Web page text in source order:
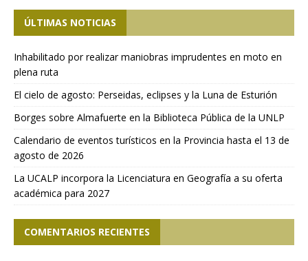
ÚLTIMAS NOTICIAS
Inhabilitado por realizar maniobras imprudentes en moto en
plena ruta
El cielo de agosto: Perseidas, eclipses y la Luna de Esturión
Borges sobre Almafuerte en la Biblioteca Pública de la UNLP
Calendario de eventos turísticos en la Provincia hasta el 13 de
agosto de 2026
La UCALP incorpora la Licenciatura en Geografía a su oferta
académica para 2027
COMENTARIOS RECIENTES